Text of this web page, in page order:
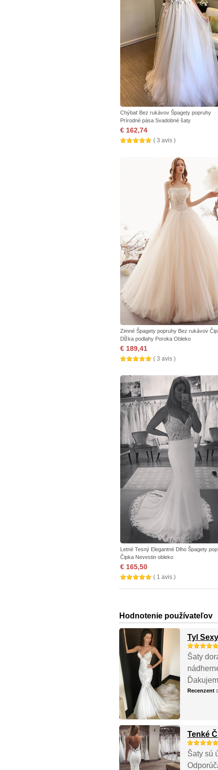
Chýbať Bez rukávov Špagety popruhy
Prírodné pása Svadobné šaty
€ 162,74
( 3 avis )
Zimné Špagety popruhy Bez rukávov
Dĺžka podlahy Poroka Obleko
€ 189,41
( 3 avis )
Letné Tesný Elegantné Dlho Špagety
Čipka Nevestin obleko
€ 165,50
( 1 avis )
Hodnotenie používateľov
Tyl
Šaty
Recenzent
Tenké
Šaty sú